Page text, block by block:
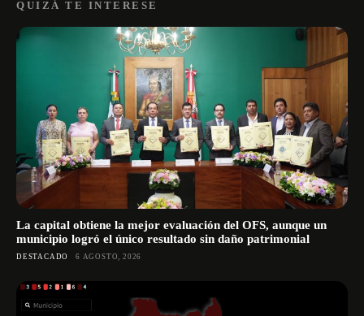
QUIZÁ TE INTERESE
La capital obtiene la mejor evaluación del OFS, aunque un
municipio logró el único resultado sin daño patrimonial
DESTACADO 6 AGOSTO, 2026